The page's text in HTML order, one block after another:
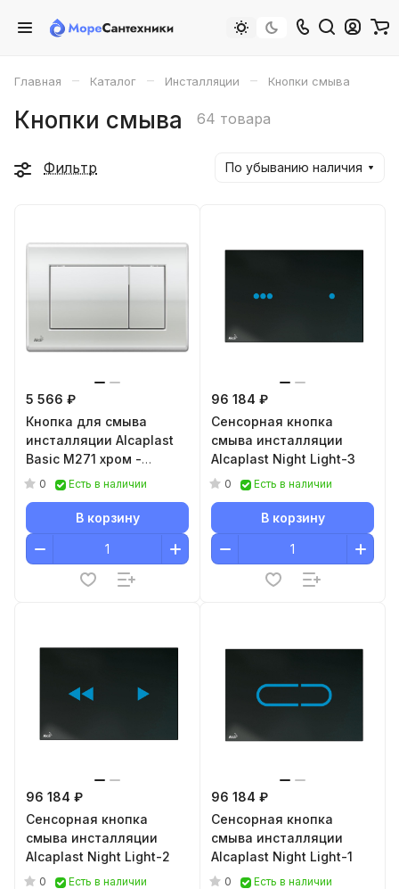
Главная – Каталог – Инсталляции – Кнопки смыва
Кнопки смыва 64 товара
Фильтр По убыванию наличия
5 566 ₽
Кнопка для смыва
инсталляции Alcaplast
Basic M271 хром -
глянцевая
0 Есть в наличии
В корзину
96 184 ₽
Сенсорная кнопка
смыва инсталляции
Alcaplast Night Light-3
0 Есть в наличии
В корзину
96 184 ₽
Сенсорная кнопка
смыва инсталляции
Alcaplast Night Light-2
0 Есть в наличии
96 184 ₽
Сенсорная кнопка
смыва инсталляции
Alcaplast Night Light-1
0 Есть в наличии